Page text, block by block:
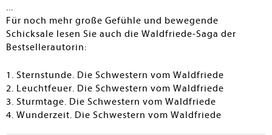
...
Für noch mehr große Gefühle und bewegende
Schicksale lesen Sie auch die Waldfriede-Saga der
Bestsellerautorin:
1. Sternstunde. Die Schwestern vom Waldfriede
2. Leuchtfeuer. Die Schwestern vom Waldfriede
3. Sturmtage. Die Schwestern vom Waldfriede
4. Wunderzeit. Die Schwestern vom Waldfriede